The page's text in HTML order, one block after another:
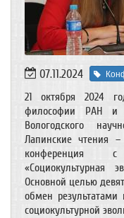
07.11.2024
21 октября 2024
философии РАН и
Вологодского
Лапинские чтения –
конференция
«Социокультурная
Основной целью
обмен
социокультурной